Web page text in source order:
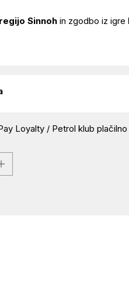
regijo Sinnoh in zgodbo iz igre
Loyalty / Petrol klub